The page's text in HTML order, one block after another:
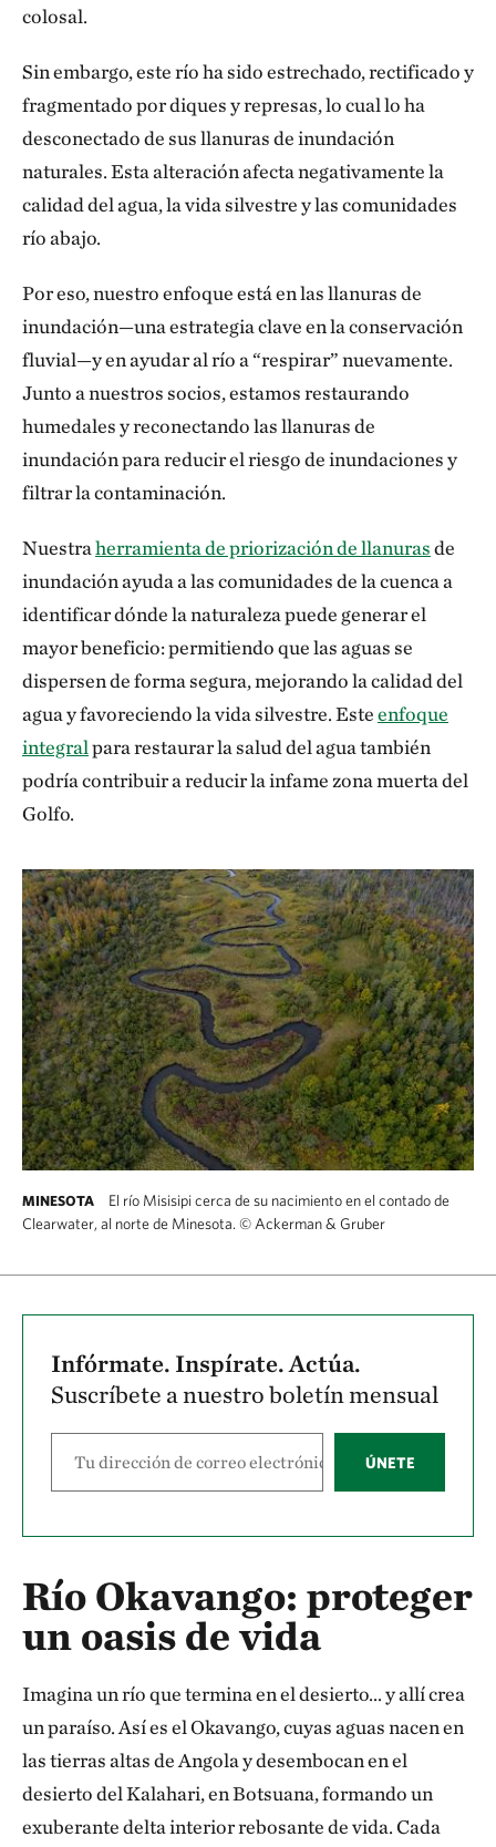
colosal.
Sin embargo, este río ha sido estrechado, rectificado y
fragmentado por diques y represas, lo cual lo ha
desconectado de sus llanuras de inundación
naturales. Esta alteración afecta negativamente la
calidad del agua, la vida silvestre y las comunidades
río abajo.
Por eso, nuestro enfoque está en las llanuras de
inundación—una estrategia clave en la conservación
fluvial—y en ayudar al río a “respirar” nuevamente.
Junto a nuestros socios, estamos restaurando
humedales y reconectando las llanuras de
inundación para reducir el riesgo de inundaciones y
filtrar la contaminación.
Nuestraherramienta de priorización de llanurasde
inundación ayuda a las comunidades de la cuenca a
identificar dónde la naturaleza puede generar el
mayor beneficio: permitiendo que las aguas se
dispersen de forma segura, mejorando la calidad del
agua y favoreciendo la vida silvestre. Esteenfoque
integralpara restaurar la salud del agua también
podría contribuir a reducir la infame zona muerta del
Golfo.
MINESOTA
El río Misisipi cerca de su nacimiento en el contado de
Clearwater, al norte de Minesota. ©Ackerman & Gruber
Infórmate. Inspírate. Actúa.
Suscríbete a nuestro boletín mensual
ÚNETE
Río Okavango: proteger
un oasis de vida
Imagina un río que termina en el desierto… y allí crea
un paraíso. Así es el Okavango, cuyas aguas nacen en
las tierras altas de Angola y desembocan en el
desierto del Kalahari, en Botsuana, formando un
exuberante delta interior rebosante de vida. Cada